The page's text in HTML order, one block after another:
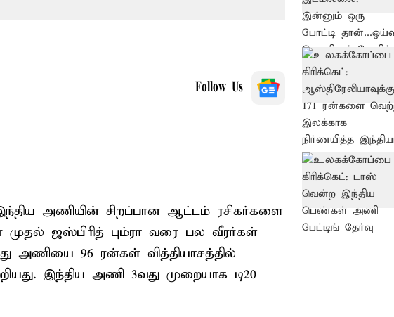
Follow Us
அணியின் சிறப்பான ஆட்டம் ரசிகர்களை
ஜஸ்பிரித் பும்ரா வரை பல வீரர்கள்
அணியை 96 ரன்கள் வித்தியாசத்தில்
இந்திய அணி 3வது முறையாக டி20